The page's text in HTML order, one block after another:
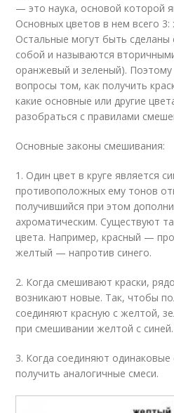
— это наука, основой которой
Основных цветов в нем всего
Остальные могут быть
собой и называются
оранжевый и зеленый).
вопросы том, как получить
какие основные или другие
разобраться с правилами
Основные законы смешивания:
1. Один цвет в круге является
противоположных ему тонов
получившийся при этом
ахроматическим. Существуют
цвета. Например, красный —
желтый — напротив синего.
2. Когда смешивают краски,
возникают новые. Так, чтобы
соединяют красную с желтой,
при смешивании желтой с синей.
3. Когда соединяют
получить аналогичные смеси.